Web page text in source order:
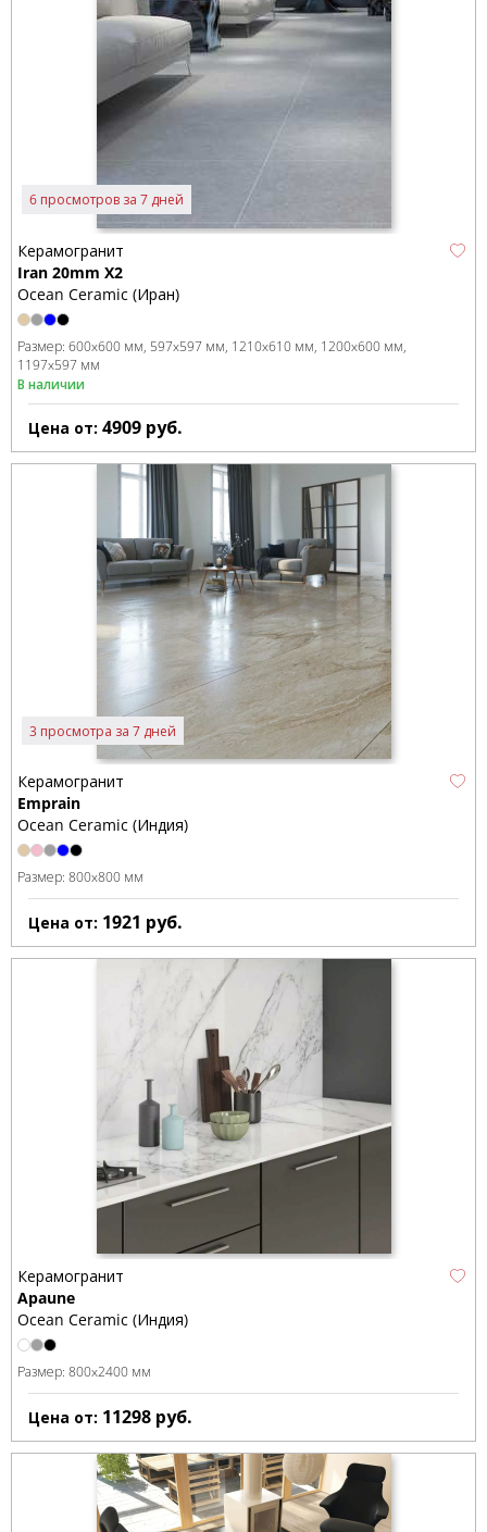
6 просмотров за 7 дней
Керамогранит
Iran 20mm X2
Ocean Ceramic (Иран)
Размер: 600x600 мм 597x597 мм 1210x610 мм 1200x600 мм
1197x597 мм
В наличии
Цена от: 4909 руб.
3 просмотра за 7 дней
Керамогранит
Emprain
Ocean Ceramic (Индия)
Размер: 800x800 мм
Цена от: 1921 руб.
Керамогранит
Apaune
Ocean Ceramic (Индия)
Размер: 800x2400 мм
Цена от: 11298 руб.